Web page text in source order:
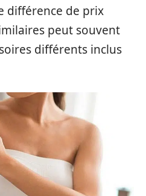
différence de prix
peut souvent
différents inclus